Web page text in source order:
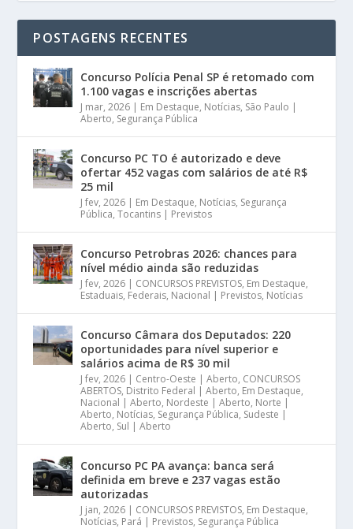
POSTAGENS RECENTES
Concurso Polícia Penal SP é retomado com
1.100 vagas e inscrições abertas
J mar, 2026 | Em Destaque, Notícias, São Paulo |
Aberto, Segurança Pública
Concurso PC TO é autorizado e deve
ofertar 452 vagas com salários de até R$
25 mil
J fev, 2026 | Em Destaque, Notícias, Segurança
Pública,Tocantins | Previstos
Concurso Petrobras 2026: chances para
nível médio ainda são reduzidas
J fev, 2026 | CONCURSOS PREVISTOS, Em Destaque,
Estaduais, Federais, Nacional | Previstos, Notícias
Concurso Câmara dos Deputados: 220
oportunidades para nível superior e
salários acima de R$ 30 mil
J fev, 2026 | Centro-Oeste | Aberto, CONCURSOS
ABERTOS, Distrito Federal | Aberto, Em Destaque,
Nacional | Aberto, Nordeste | Aberto, Norte |
Aberto, Notícias, Segurança Pública, Sudeste |
Aberto, Sul | Aberto
Concurso PC PA avança: banca será
definida em breve e 237 vagas estão
autorizadas
J jan, 2026 | CONCURSOS PREVISTOS, Em Destaque,
Notícias, Pará | Previstos, Segurança Pública